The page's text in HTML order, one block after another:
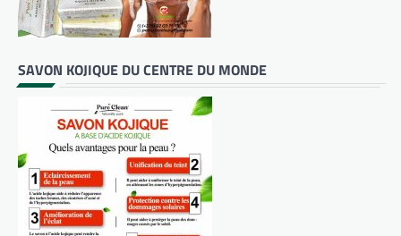
SAVON KOJIQUE DU CENTRE DU MONDE